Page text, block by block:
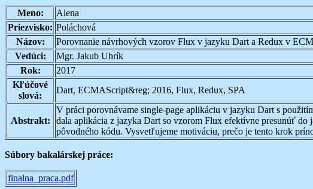
Meno:
Alena
Priezvisko: Poláchová
Názov:
Porovnanie návrhových vzorov Flux v jazyku Dart a Redux v
Vedúci:
Mgr. Jakub Uhrík
Rok:
2017
Kľúčové
slová:
Dart, ECMAScript&reg; 2016, Flux, Redux, SPA
Abstrakt:
V práci porovnávame single-page aplikáciu v jazyku Dart s
dala aplikácia z jazyka Dart so vzorom Flux efektívne presunúť
pôvodného kódu. Vysvetľujeme motiváciu, prečo je tento krok
Súbory bakalárskej práce:
finalna_praca.pdf